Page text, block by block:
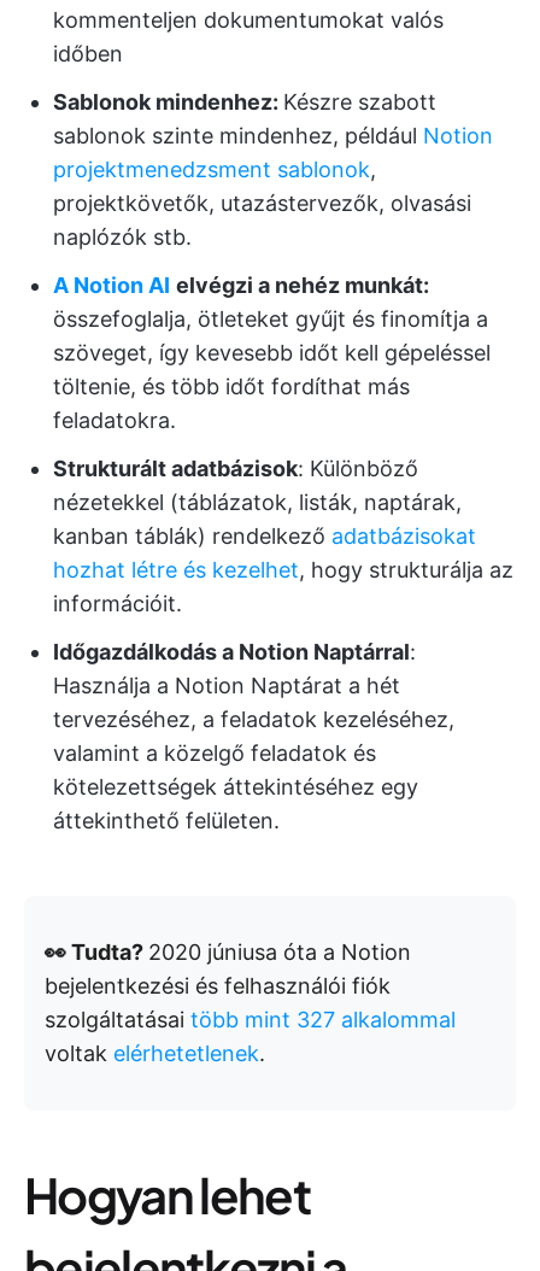
kommenteljen dokumentumokat valós
időben
Sablonok mindenhez: Készre szabott
sablonok szinte mindenhez, például Notion
projektmenedzsment sablonok,
projektkövetők, utazástervezők, olvasási
naplózók stb.
A Notion AI elvégzi a nehéz munkát:
összefoglalja, ötleteket gyűjt és finomítja a
szöveget, így kevesebb időt kell gépeléssel
töltenie, és több időt fordíthat más
feladatokra.
Strukturált adatbázisok: Különböző
nézetekkel (táblázatok, listák, naptárak,
kanban táblák) rendelkező adatbázisokat
hozhat létre és kezelhet, hogy strukturálja az
információit.
Időgazdálkodás a Notion Naptárral:
Használja a Notion Naptárat a hét
tervezéséhez, a feladatok kezeléséhez,
valamint a közelgő feladatok és
kötelezettségek áttekintéséhez egy
áttekinthető felületen.
👀 Tudta? 2020 júniusa óta a Notion
bejelentkezési és felhasználói fiók
szolgáltatásai több mint 327 alkalommal
voltak elérhetetlenek.
Hogyan lehet